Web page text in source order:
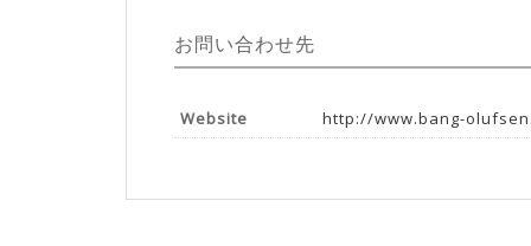
お問い合わせ先
Website http://www.bang-